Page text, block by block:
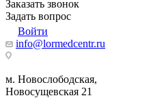
Заказать звонок
Задать вопрос
Войти
info@lormedcentr.ru
м. Новослободская,
Новосущевская 21